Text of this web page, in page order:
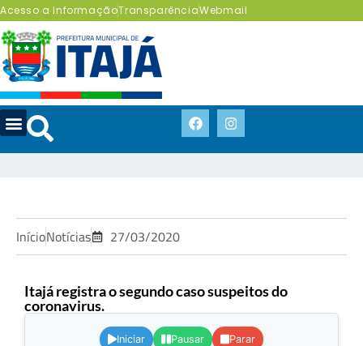
Acesso a InformaçãoTransparênciaWebmail
InícioNotícias 27/03/2020
Itajá registra o segundo caso suspeitos do
coronavirus.
Iniciar Pausar Parar